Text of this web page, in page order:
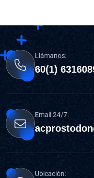
Llámanos:
60(1)
Email 24/7:
Ubicación: